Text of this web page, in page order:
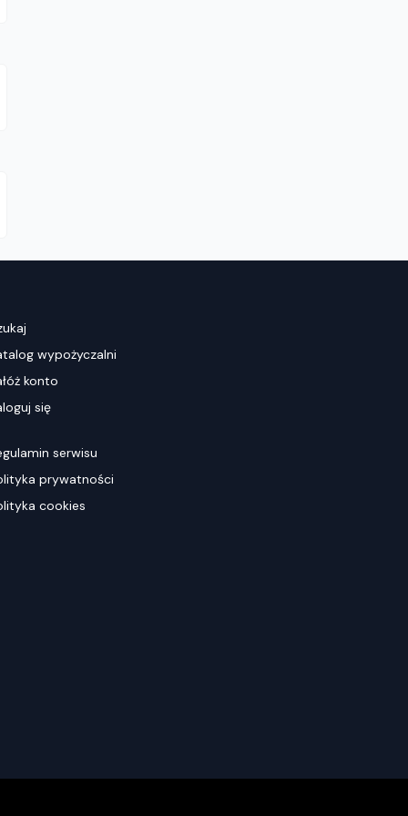
wypożyczalni
konto
się
serwisu
prywatności
cookies